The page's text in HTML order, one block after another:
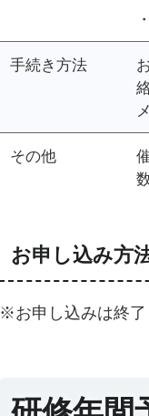
手続き方法
その他
お申し込み方
※お申し込みは終了